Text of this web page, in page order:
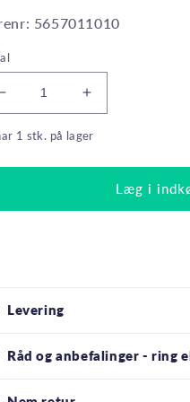
5657011010
Reducer
antallet
for
5,8W(40W)
Øg
antallet
for
Kronepære
5,8W(40W)
1 stk. på lager
Læg i
Levering
Råd og anbefalinger - ring